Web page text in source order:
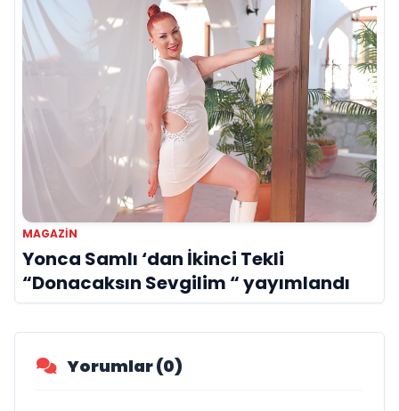
MAGAZIN
Yonca Samlı ‘dan İkinci Tekli
“Donacaksın Sevgilim “ yayımlandı
Yorumlar (0)